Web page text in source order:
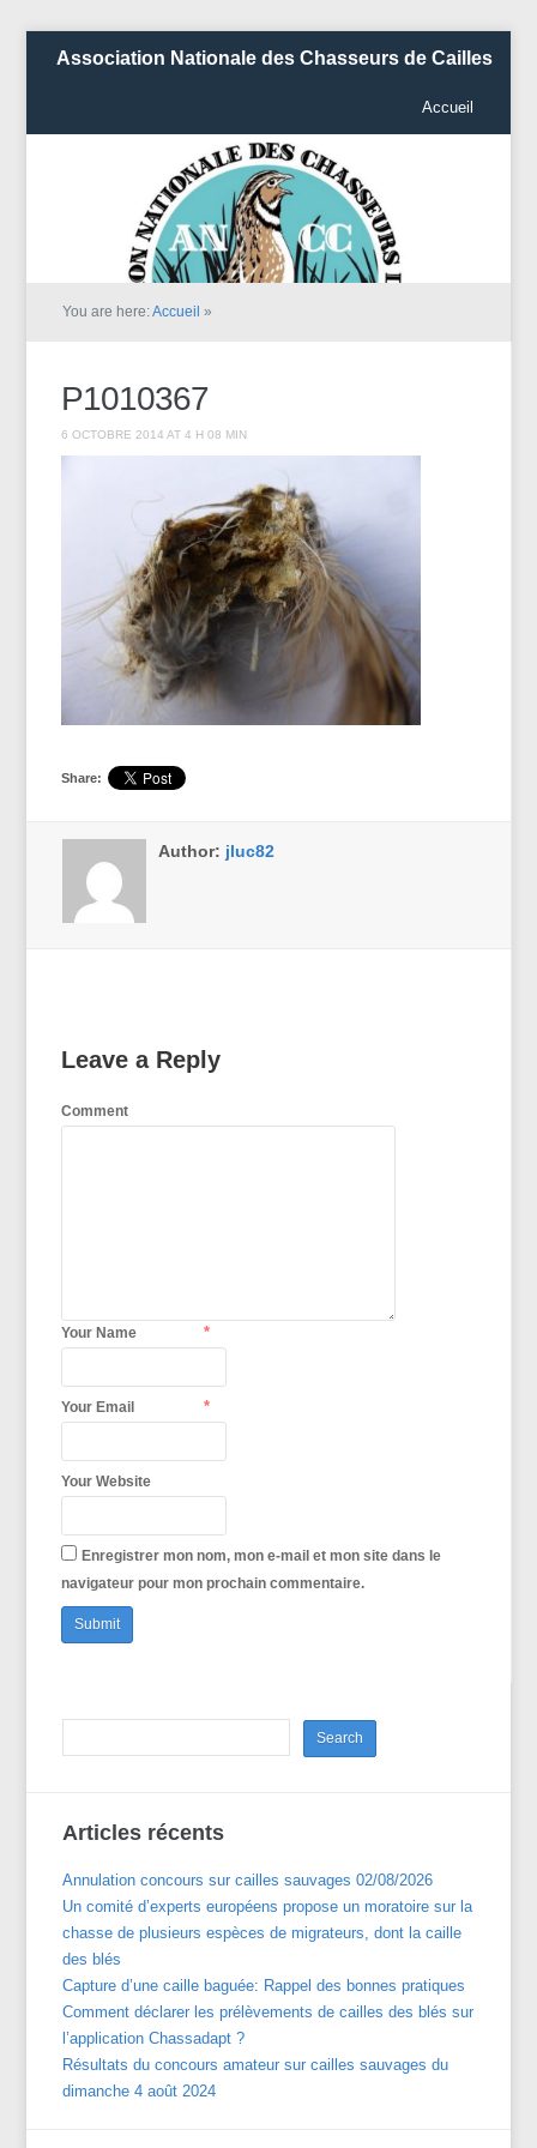
Association Nationale des Chasseurs de Cailles
Accueil
You are here:Accueil »
P1010367
6 OCTOBRE 2014 AT 4 H 08 MIN
Share:
Author: jluc82
Leave a Reply
Comment
Your Name *
Your Email *
Your Website
Enregistrer mon nom, mon e-mail et mon site dans le
navigateur pour mon prochain commentaire.
Articles récents
Annulation concours sur cailles sauvages 02/08/2026
Un comité d’experts européens propose un moratoire sur la
chasse de plusieurs espèces de migrateurs, dont la caille
des blés
Capture d’une caille baguée: Rappel des bonnes pratiques
Comment déclarer les prélèvements de cailles des blés sur
l’application Chassadapt ?
Résultats du concours amateur sur cailles sauvages du
dimanche 4 août 2024